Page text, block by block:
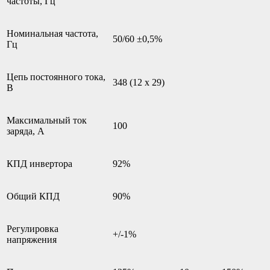
Номинальная частота,
Гц
50/60 ±0,5%
Цепь постоянного тока,
В
348 (12 х 29)
Максимальный ток
заряда, А
100
КПД инвертора 92%
Общий КПД 90%
Регулировка
напряжения
+/-1%